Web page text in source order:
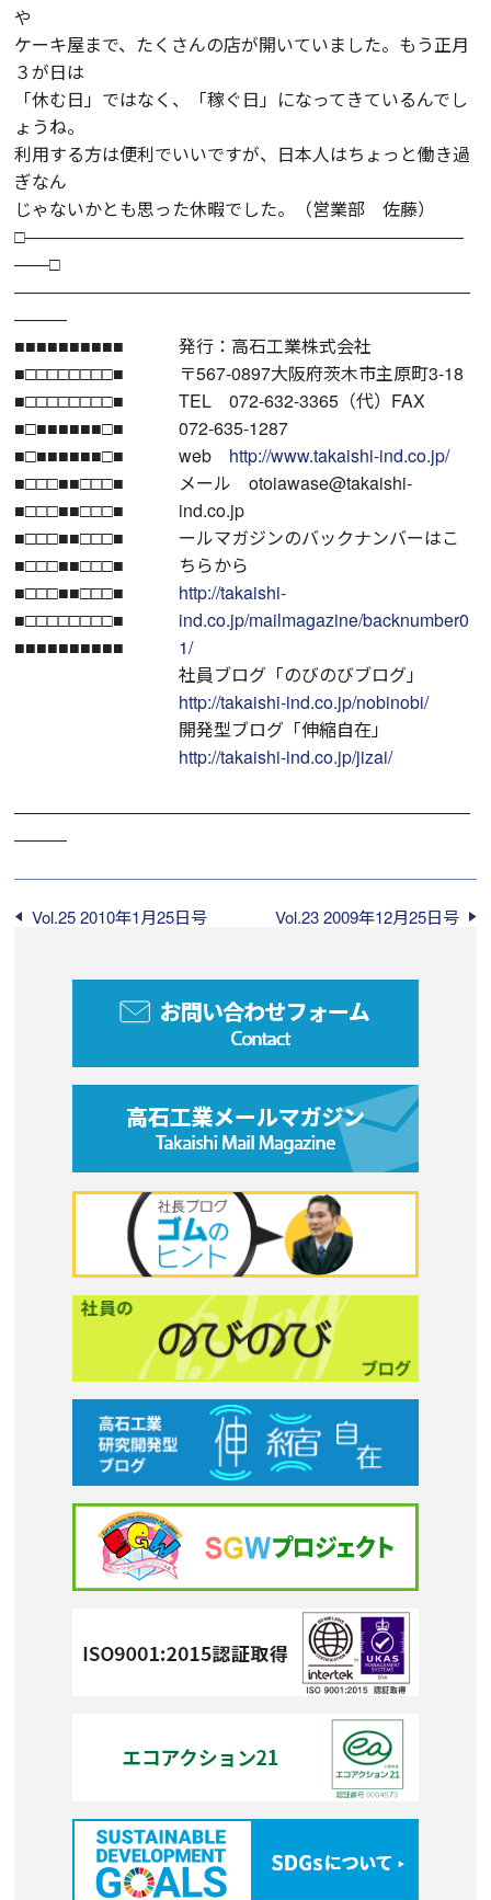
や
ケーキ屋まで、たくさんの店が開いていました。もう正月
３が日は
「休む日」ではなく、「稼ぐ日」になってきているんでし
ょうね。
利用する方は便利でいいですが、日本人はちょっと働き過
ぎなん
じゃないかとも思った休暇でした。（営業部 佐藤）
□―――――――――――――――――――――――――
――□
――――――――――――――――――――――――――
―――
■■■■■■■■■■
■□□□□□□□□■
■□□□□□□□□■
■□■■■■■■□■
■□■■■■■■□■
■□□□■■□□□■
■□□□■■□□□■
■□□□■■□□□■
■□□□■■□□□■
■□□□■■□□□■
■□□□□□□□□■
■■■■■■■■■■
発行：高石工業株式会社
〒567-0897大阪府茨木市主原町3-18
TEL 072-632-3365（代）FAX
072-635-1287
web http://www.takaishi-ind.co.jp/
メール otoiawase@takaishi-
ind.co.jp
ールマガジンのバックナンバーはこ
ちらから
http://takaishi-
ind.co.jp/mailmagazine/backnumber0
1/
社員ブログ「のびのびブログ」
http://takaishi-ind.co.jp/nobinobi/
開発型ブログ「伸縮自在」
http://takaishi-ind.co.jp/jizai/
――――――――――――――――――――――――――
―――
Vol.25 2010年1月25日号 Vol.23 2009年12月25日号